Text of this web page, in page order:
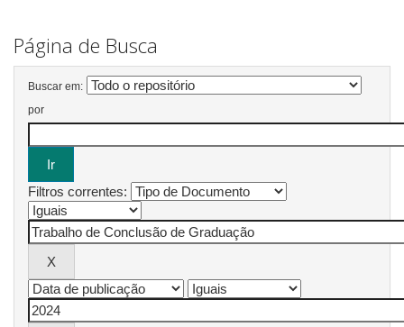
Página de Busca
Buscar em:
por
Filtros correntes: